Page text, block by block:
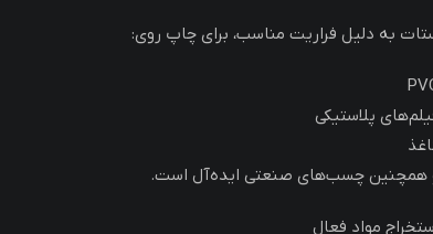
به دلیل فراریت مناسب، برای چاپ روی:
پلاستیکی
همچنین چسب‌های صنعتی ایده‌آل است.
مواد فعال